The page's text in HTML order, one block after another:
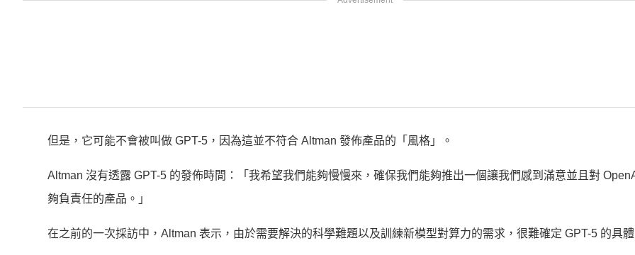
但是，它可能不會被叫做 GPT-5，因為這並不符合 Altman 發佈產品的「風格」。
Altman 沒有透露 GPT-5 的發佈時間：「我希望我們能夠慢慢來，確保我們能夠推出一個讓我們感到滿意並且對
夠負責任的產品。」
在之前的一次採訪中，Altman 表示，由於需要解決的科學難題以及訓練新模型對算力的需求，很難確定 GPT-5 的具體